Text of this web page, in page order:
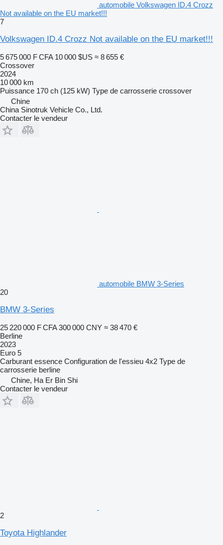
automobile Volkswagen ID.4 Crozz
Not available on the EU market!!!
7
Volkswagen ID.4 Crozz Not available on the EU market!!!
5 675 000 F CFA 10 000 $US ≈ 8 655 €
Crossover
2024
10 000 km
Puissance 170 ch (125 kW) Type de carrosserie crossover
Chine
China Sinotruk Vehicle Co., Ltd.
Contacter le vendeur
automobile BMW 3-Series
20
BMW 3-Series
25 220 000 F CFA 300 000 CNY ≈ 38 470 €
Berline
2023
Euro 5
Carburant essence Configuration de l'essieu 4x2 Type de
carrosserie berline
Chine, Ha Er Bin Shi
Contacter le vendeur
2
Toyota Highlander